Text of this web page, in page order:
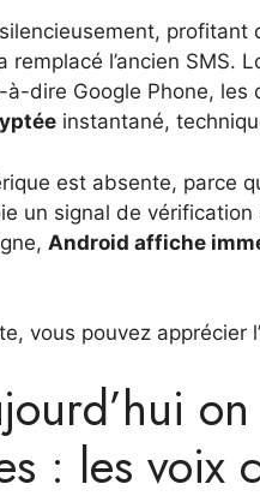
profitant
l’ancien SMS.
à-dire Google Phone,
instantané,
est absente, parce
un signal de
Android affiche
vous pouvez
: les voix